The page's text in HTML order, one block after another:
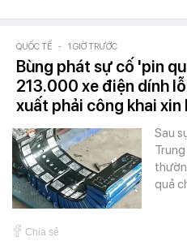
QUỐC TẾ - 1 GIỜ TRƯỚC
Bùng phát sự cố 'pin
213.000 xe điện dính
xuất phải công khai xin
Sau
quả
Chia sẻ